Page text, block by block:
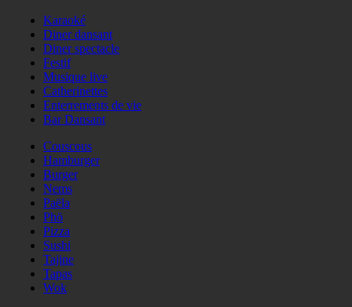
Karaoké
Diner dansant
Diner spectacle
Festif
Musique live
Catherinettes
Enterrements de vie
Bar Dansant
Couscous
Hamburger
Burger
Nems
Paëla
Phö
Pizza
Sushi
Tajine
Tapas
Wok